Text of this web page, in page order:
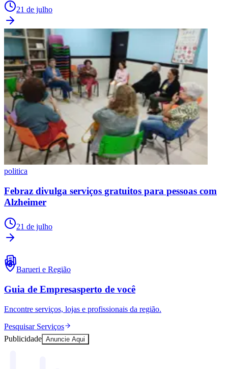
21 de julho
politica
Febraz divulga serviços gratuitos para pessoas com
Alzheimer
21 de julho
Barueri e Região
Guia de Empresasperto de você
Encontre serviços, lojas e profissionais da região.
Pesquisar Serviços
Publicidade Anuncie Aqui